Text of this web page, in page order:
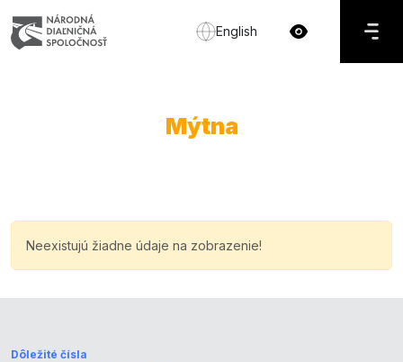
English
Mýtna
Neexistujú žiadne údaje na zobrazenie!
Dôležité čísla